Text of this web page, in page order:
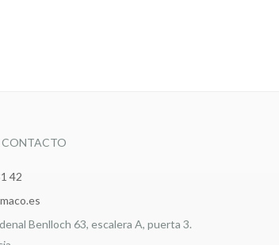
42
Benlloch 63, escalera A, puerta 3.